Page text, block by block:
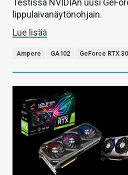
lippulaivanäytönohjain.
Lue lisää
Ampere GA102 GeForce RTX